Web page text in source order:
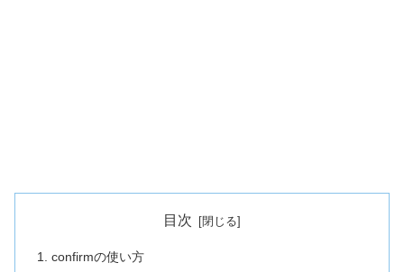
目次
confirmの使い方